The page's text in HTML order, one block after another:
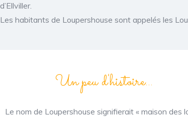
d’Ellviller.
Les habitants de Loupershouse sont appelés les
Un peu d'histoire...
Le nom de Loupershouse signifierait « maison des